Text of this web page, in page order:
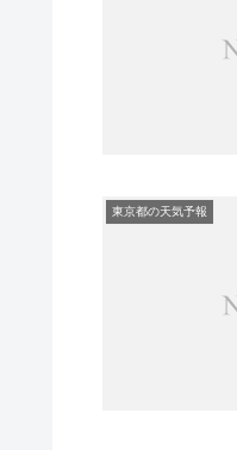
東京都の天気予報